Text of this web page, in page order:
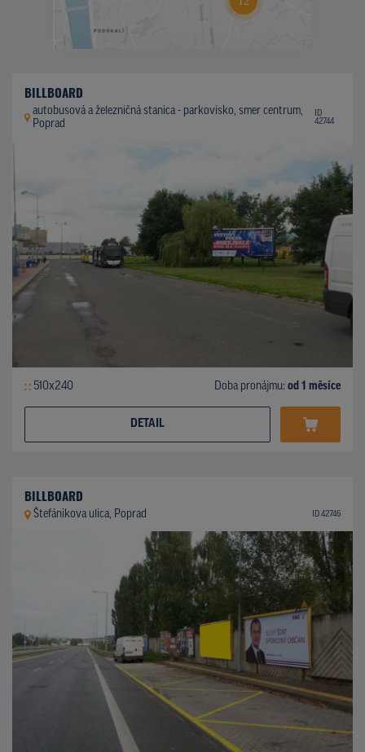
BILLBOARD
autobusová a železničná stanica - parkovisko, smer centrum,
Poprad
ID
42744
510x240 Doba pronájmu: od 1 měsíce
DETAIL
BILLBOARD
Štefánikova ulica, Poprad ID 42746